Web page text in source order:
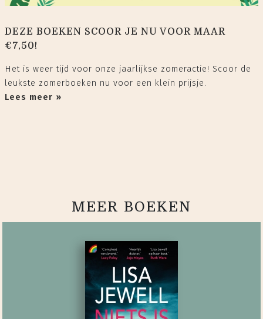
DEZE BOEKEN SCOOR JE NU VOOR MAAR
€7,50!
Het is weer tijd voor onze jaarlijkse zomeractie! Scoor de
leukste zomerboeken nu voor een klein prijsje.
Lees meer »
MEER BOEKEN